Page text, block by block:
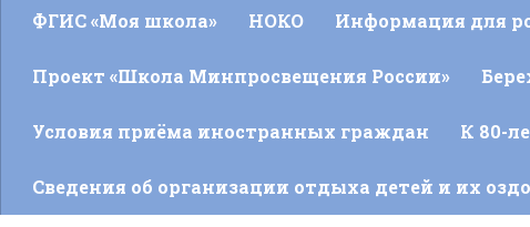
ФГИС «Моя школа» НОКО Информация для
Проект «Школа Минпросвещения России»
Условия приёма иностранных граждан К 80-
Сведения об организации отдыха детей и их